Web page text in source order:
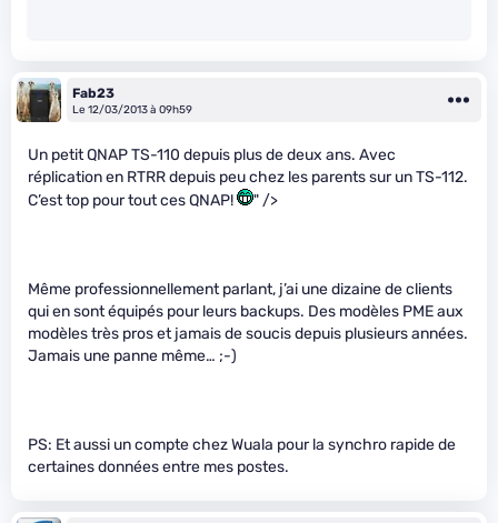
Fab23
Le 12/03/2013 à 09h59
Un petit QNAP TS-110 depuis plus de deux ans. Avec
réplication en RTRR depuis peu chez les parents sur un TS-112.
C’est top pour tout ces QNAP!
" />
Même professionnellement parlant, j’ai une dizaine de clients
qui en sont équipés pour leurs backups. Des modèles PME aux
modèles très pros et jamais de soucis depuis plusieurs années.
Jamais une panne même… ;-)
PS: Et aussi un compte chez Wuala pour la synchro rapide de
certaines données entre mes postes.